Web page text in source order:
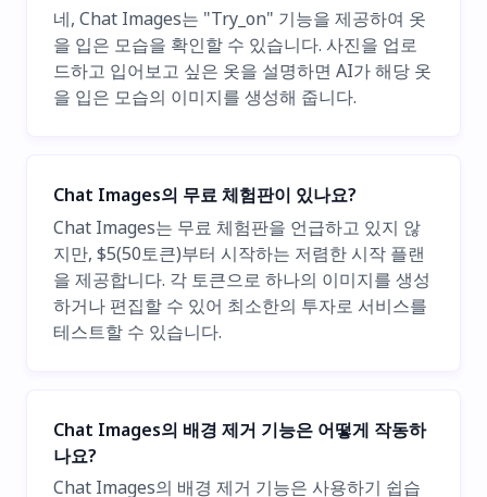
네, Chat Images는 "Try_on" 기능을 제공하여 옷
을 입은 모습을 확인할 수 있습니다. 사진을 업로
드하고 입어보고 싶은 옷을 설명하면 AI가 해당 옷
을 입은 모습의 이미지를 생성해 줍니다.
Chat Images의 무료 체험판이 있나요?
Chat Images는 무료 체험판을 언급하고 있지 않
지만, $5(50토큰)부터 시작하는 저렴한 시작 플랜
을 제공합니다. 각 토큰으로 하나의 이미지를 생성
하거나 편집할 수 있어 최소한의 투자로 서비스를
테스트할 수 있습니다.
Chat Images의 배경 제거 기능은 어떻게 작동하
나요?
Chat Images의 배경 제거 기능은 사용하기 쉽습